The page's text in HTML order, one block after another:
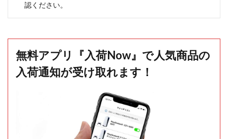
認ください。
無料アプリ『入荷Now』で人気商品の
入荷通知が受け取れます！